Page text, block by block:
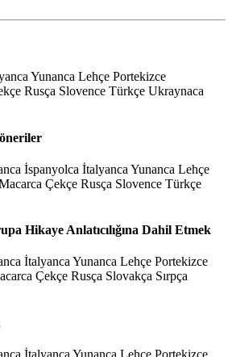
Yunanca Lehçe Portekizce
Rusça Slovence Türkçe Ukraynaca
İspanyolca İtalyanca Yunanca Lehçe
Çekçe Rusça Slovence Türkçe
Hikaye Anlatıcılığına Dahil Etmek
İtalyanca Yunanca Lehçe Portekizce
Çekçe Rusça Slovakça Sırpça
İtalyanca Yunanca Lehçe Portekizce